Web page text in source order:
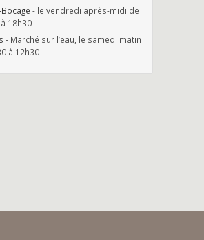
- le vendredi après-midi de
18h30
- Marché sur l’eau, le samedi matin
à 12h30